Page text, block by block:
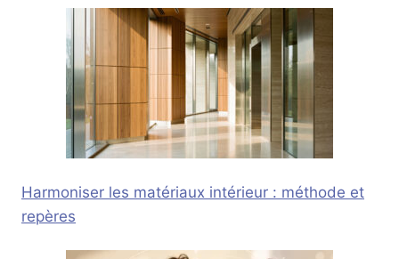
Harmoniser les matériaux intérieur : méthode et
repères